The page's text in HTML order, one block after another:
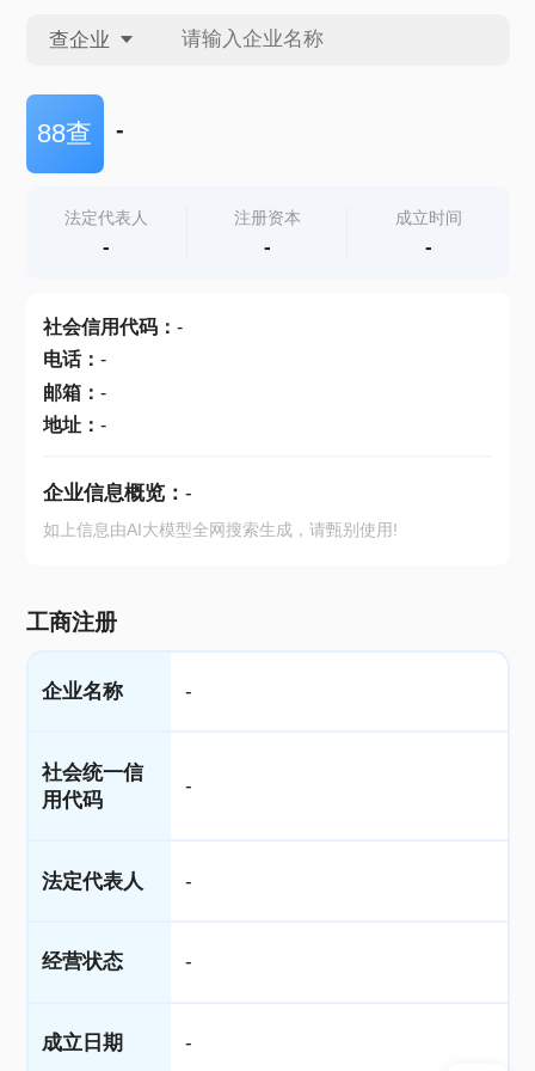
查企业
查企业
查产地
88查 -
法定代表人
-
注册资本
-
成立时间
-
社会信用代码： -
电话： -
邮箱： -
地址： -
企业信息概览： -
如上信息由AI大模型全网搜索生成，请甄别使用!
工商注册
企业名称 -
社会统一信
用代码
-
法定代表人 -
经营状态 -
成立日期 -